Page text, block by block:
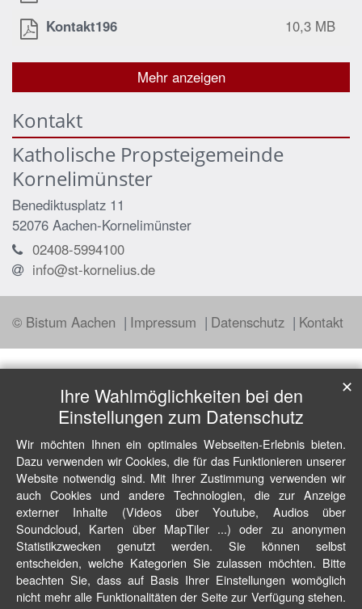
Kontakt196
10,3 MB
Mehr anzeigen
Kontakt
Katholische Propsteigemeinde
Kornelimünster
Benediktusplatz 11
52076 Aachen-Kornelimünster
02408-5994100
info@st-kornelius.de
© Bistum Aachen Impressum Datenschutz Kontakt
Ihre Wahlmöglichkeiten bei den
Einstellungen zum Datenschutz
Wir möchten Ihnen ein optimales Webseiten-Erlebnis bieten.
Dazu verwenden wir Cookies, die für das Funktionieren unserer
Website notwendig sind. Mit Ihrer Zustimmung verwenden wir
auch Cookies und andere Technologien, die zur Anzeige
externer Inhalte (Videos über Youtube, Audios über
Soundcloud, Karten über MapTiler ...) oder zu anonymen
Statistikzwecken genutzt werden. Sie können selbst
entscheiden, welche Kategorien Sie zulassen möchten. Bitte
beachten Sie, dass auf Basis Ihrer Einstellungen womöglich
nicht mehr alle Funktionalitäten der Seite zur Verfügung stehen.
✕